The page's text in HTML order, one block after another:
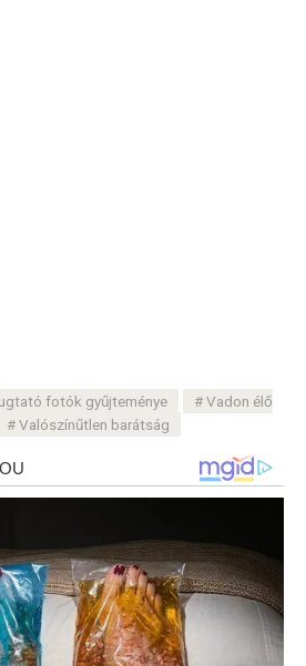
fotók gyűjteménye
Vadon élő
Valószínűtlen barátság